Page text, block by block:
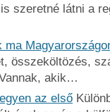
szeretné látni a
ma
összeköltözés,
akik…
az első